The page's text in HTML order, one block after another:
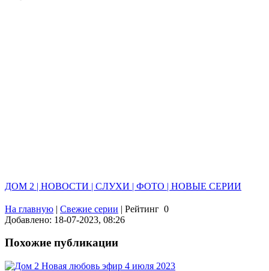
ДОМ 2 | НОВОСТИ | СЛУХИ | ФОТО | НОВЫЕ СЕРИИ
На главную | Свежие серии | Рейтинг 0
Добавлено: 18-07-2023, 08:26
Похожие публикации